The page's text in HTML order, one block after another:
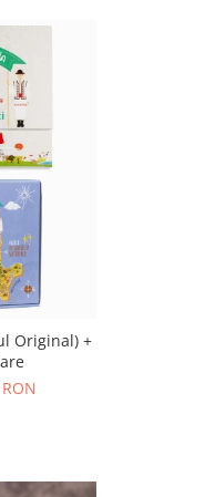
Original) +